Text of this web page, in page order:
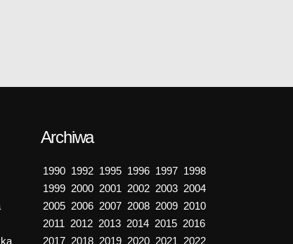
Archiwa
1990 1992 1995 1996 1997 1998
1999 2000 2001 2002 2003 2004
2005 2006 2007 2008 2009 2010
2011 2012 2013 2014 2015 2016
2017 2018 2019 2020 2021 2022